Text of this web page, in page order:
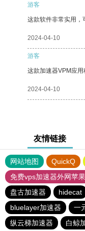
游客
这款软件非常实用，
2024-04-10
游客
这款加速器VPM应用
2024-04-10
友情链接
网站地图 QuickQ
免费vps加速器外网苹
盘古加速器
hidecat
bluelayer加速器
一
纵云梯加速器
白鲸